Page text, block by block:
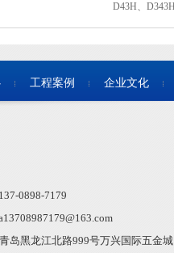
D43H、
工程案例 企业文化
0898-7179
岛黑龙江北路999号万兴国际五金